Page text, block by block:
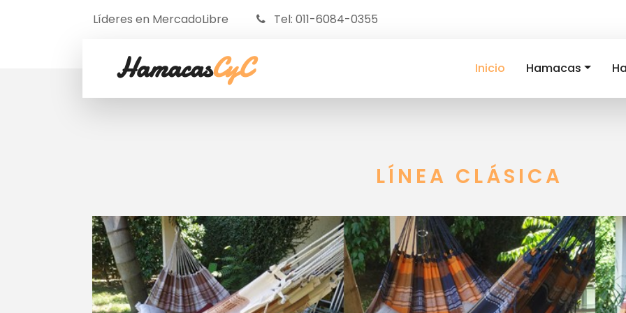
Líderes en MercadoLibre Tel: 011-6084-0355
HamacasCyC Inicio Hamacas
LÍNEA CLÁSICA